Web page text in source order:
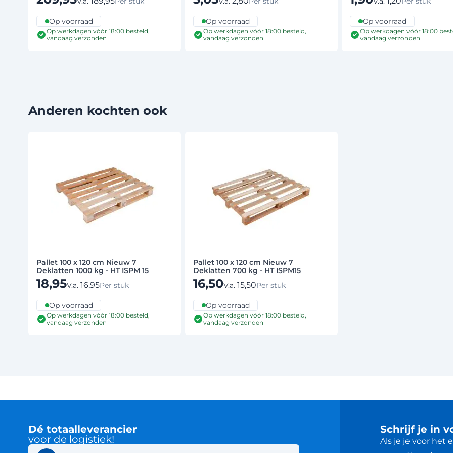
Op voorraad
Op werkdagen vóór 18:00 besteld,
vandaag verzonden
Op voorraad
Op werkdagen vóór 18:00 besteld,
vandaag verzonden
Op voorraad
Op werkdagen vóór 18:00
vandaag verzonden
Anderen kochten ook
Pallet 100 x 120 cm Nieuw 7
Deklatten 1000 kg - HT ISPM 15
18,95V.a. 16,95Per stuk
Op voorraad
Op werkdagen vóór 18:00 besteld,
vandaag verzonden
Pallet 100 x 120 cm Nieuw 7
Deklatten 700 kg - HT ISPM15
16,50V.a. 15,50Per stuk
Op voorraad
Op werkdagen vóór 18:00 besteld,
vandaag verzonden
Dé totaalleverancier
voor de logistiek!
Schrijf je in
Als je je voor het